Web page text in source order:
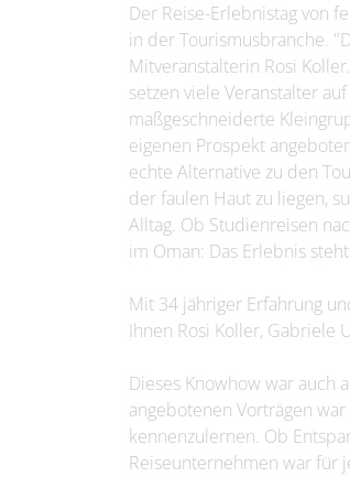
Der Reise-Erlebnistag von
in der Tourismusbranche.
Mitveranstalterin Rosi
setzen viele Veranstalter
maßgeschneiderte
eigenen Prospekt
echte Alternative zu den
der faulen Haut zu liegen,
Alltag. Ob Studienreisen
im Oman: Das Erlebnis
Mit 34 jähriger Erfahrung
Ihnen Rosi Koller,
Dieses Knowhow war auch
angebotenen Vorträgen
kennenzulernen. Ob
Reiseunternehmen war für